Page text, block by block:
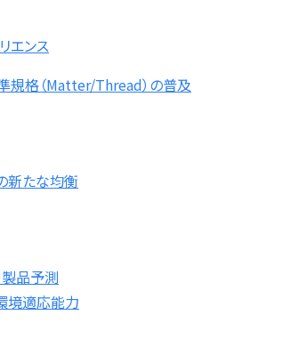
エンス
規格（Matter/Thread）の普及
新たな均衡
品予測
境適応能力